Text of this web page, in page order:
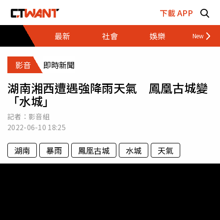
下載 APP
最新
社會 娛樂 財經
影音 即時新聞
湖南湘西遭遇強降雨天氣 鳳凰古城變
「水城」
記者：影音組
2022-06-10 18:25
湖南 暴雨 鳳凰古城 水城 天氣